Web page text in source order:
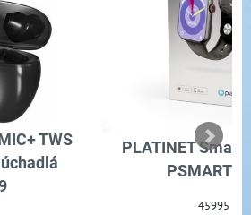
TWS
PLATINET Smart
45995